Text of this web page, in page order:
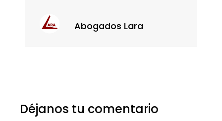
Abogados Lara
Déjanos tu comentario